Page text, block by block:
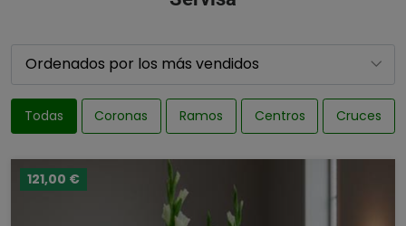
Todas Coronas Ramos Centros Cruces
121,00 €